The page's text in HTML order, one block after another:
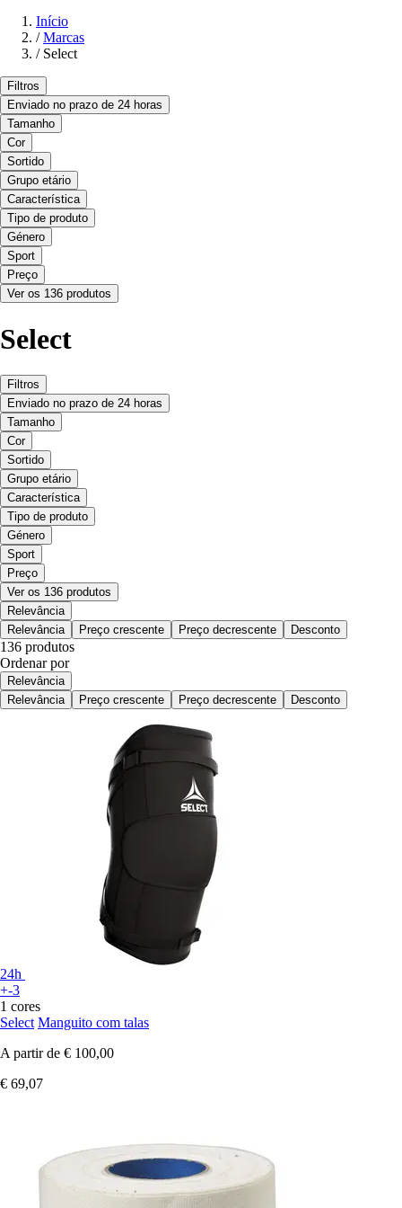
Início
/ Marcas
/ Select
Filtros
Enviado no prazo de 24 horas
Tamanho
Cor
Sortido
Grupo etário
Característica
Tipo de produto
Género
Sport
Preço
Ver os 136 produtos
Select
Filtros
Enviado no prazo de 24 horas
Tamanho
Cor
Sortido
Grupo etário
Característica
Tipo de produto
Género
Sport
Preço
Ver os 136 produtos
Relevância
Relevância
Preço crescente Preço decrescente Desconto
136 produtos
Ordenar por
Relevância
Relevância
Preço crescente Preço decrescente Desconto
24h
+-3
1 cores
Select Manguito com talas
A partir de € 100,00
€ 69,07